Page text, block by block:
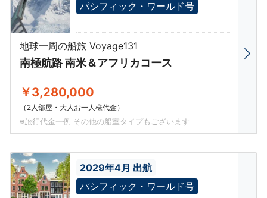
パシフィック・ワールド号
地球一周の船旅 Voyage131
南極航路 南米＆アフリカコース
￥3,280,000
（2人部屋・大人お一人様代金）
※旅行代金一例 その他の船室タイプもございます
2029年4月 出航
パシフィック・ワールド号